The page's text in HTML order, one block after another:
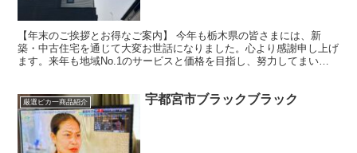
【年末のご挨拶とお得なご案内】 今年も栃木県の皆さまには、新
築・中古住宅を通じて大変お世話になりました。心より感謝申し上げ
ます。来年も地域No.1のサービスと価格を目指し、努力してまいり
厳選ピカ一商品紹介 宇都宮市ブラックブラック